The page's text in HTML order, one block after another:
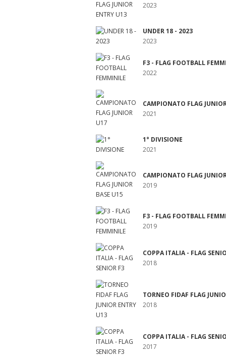
2023
UNDER 18 - 2023
2023
F3 - FLAG FOOTBALL
2022
CAMPIONATO FLAG
2021
1° DIVISIONE
2021
CAMPIONATO FLAG
2019
F3 - FLAG FOOTBALL
2019
COPPA ITALIA - FLAG
2018
TORNEO FIDAF FLAG
2018
COPPA ITALIA - FLAG
2017